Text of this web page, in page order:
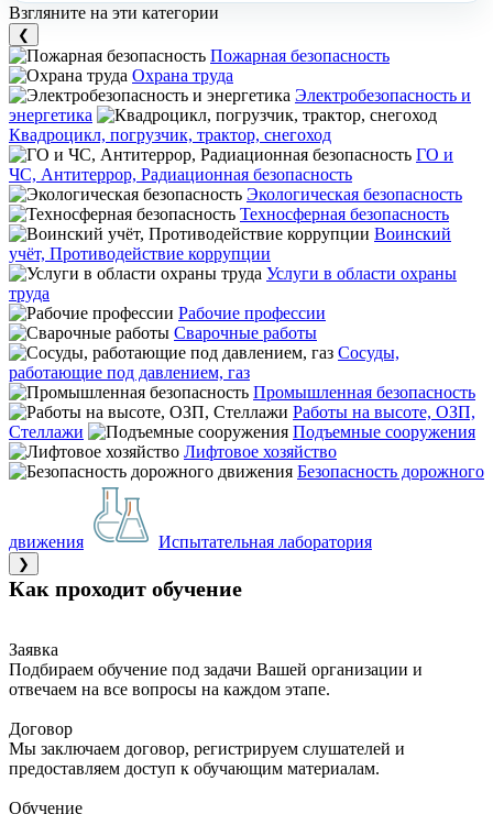
Взгляните на эти категории
❮
Пожарная безопасность
Охрана труда
Электробезопасность и
энергетика
Квадроцикл, погрузчик, трактор, снегоход
ГО и
ЧС, Антитеррор, Радиационная безопасность
Экологическая безопасность
Техносферная безопасность
Воинский
учёт, Противодействие коррупции
Услуги в области охраны
труда
Рабочие профессии
Сварочные работы
Сосуды,
работающие под давлением, газ
Промышленная безопасность
Работы на высоте, ОЗП,
Стеллажи
Подъемные сооружения
Лифтовое хозяйство
Безопасность дорожного
движения Испытательная лаборатория
❯
Как проходит обучение
Заявка
Подбираем обучение под задачи Вашей организации и
отвечаем на все вопросы на каждом этапе.
Договор
Мы заключаем договор, регистрируем слушателей и
предоставляем доступ к обучающим материалам.
Обучение